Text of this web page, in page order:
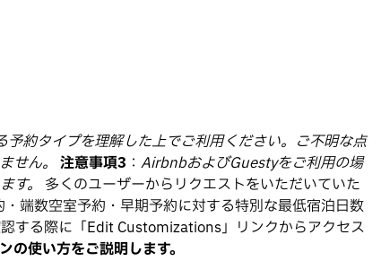
約タイプを理解した上でご利用ください。ご不明な点
せん。 注意事項3 ： AirbnbおよびGuestyをご利用の場
。
多くのユーザーからリクエストをいただいていた
端数空室予約・早期予約に対する特別な最低宿泊日数
する際に「Edit Customizations」リンクからアクセス
の使い方をご説明します。